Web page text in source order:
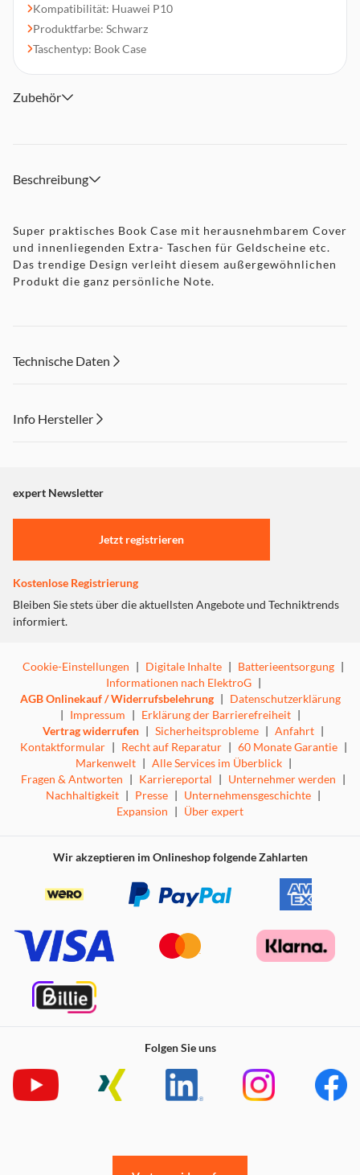
Kompatibilität: Huawei P10
Produktfarbe: Schwarz
Taschentyp: Book Case
Zubehör
Beschreibung
Super praktisches Book Case mit herausnehmbarem Cover
und innenliegenden Extra- Taschen für Geldscheine etc.
Das trendige Design verleiht diesem außergewöhnlichen
Produkt die ganz persönliche Note.
Technische Daten
Info Hersteller
"Marketing".
Einstellungen anpassen
expert Newsletter
Jetzt registrieren
Kostenlose Registrierung
Bleiben Sie stets über die aktuellsten Angebote und Techniktrends
informiert.
Cookie-Einstellungen | Digitale Inhalte | Batterieentsorgung |
Informationen nach ElektroG |
AGB Onlinekauf / Widerrufsbelehrung | Datenschutzerklärung
| Impressum | Erklärung der Barrierefreiheit |
Vertrag widerrufen | Sicherheitsprobleme | Anfahrt |
Kontaktformular | Recht auf Reparatur | 60 Monate Garantie |
Markenwelt | Alle Services im Überblick |
Fragen & Antworten | Karriereportal | Unternehmer werden |
Nachhaltigkeit | Presse | Unternehmensgeschichte |
Expansion | Über expert
Wir akzeptieren im Onlineshop folgende Zahlarten
Folgen Sie uns